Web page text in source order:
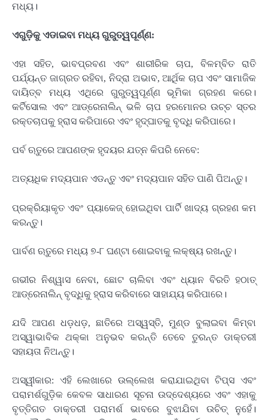
ମଧ୍ୟ।
ଏଗୁଡ଼ିକୁ ଏଡାଇବା ମଧ୍ୟ ଗୁରୁତ୍ୱପୂର୍ଣ୍ଣ:
ଏହା ସହିତ, ଭାବପ୍ରବଣ ଏବଂ ଶାରୀରିକ ଚାପ, ବିଳମ୍ବିତ ରାତି
ପର୍ଯ୍ୟନ୍ତ ଜାଗ୍ରତ ରହିବା, ନିଦ୍ରା ଅଭାବ, ଆର୍ଥିକ ଚାପ ଏବଂ ସାମାଜିକ
ଦାୟିତ୍ବ ମଧ୍ୟ ଏଥିରେ ଗୁରୁତ୍ୱପୂର୍ଣ୍ଣ ଭୂମିକା ଗ୍ରହଣ କରେ।
କର୍ଟିସୋଲ ଏବଂ ଆଡ୍ରେନାଲିନ୍ ଭଳି ଚାପ ହରମୋନର ଉଚ୍ଚ ସ୍ତର
ରକ୍ତଚାପକୁ ହ୍ରାସ କରିପାରେ ଏବଂ ହୃଦ୍‌ଘାତକୁ ବୃଦ୍ଧି କରିପାରେ।
ପର୍ବ ଋତୁରେ ଆପଣଙ୍କ ହୃଦୟର ଯତ୍ନ କିପରି ନେବେ:
ଅତ୍ୟଧିକ ମଦ୍ୟପାନ ଏଡନ୍ତୁ ଏବଂ ମଦ୍ୟପାନ ସହିତ ପାଣି ପିଅନ୍ତୁ।
ପ୍ରକ୍ରିୟାକୃତ ଏବଂ ପ୍ୟାକେଜ୍ ହୋଇଥିବା ପାର୍ଟି ଖାଦ୍ୟ ଗ୍ରହଣ କମ
କରନ୍ତୁ।
ପାର୍ବଣ ଋତୁରେ ମଧ୍ୟ ୭-୮ ଘଣ୍ଟା ଶୋଇବାକୁ ଲକ୍ଷ୍ୟ ରଖନ୍ତୁ।
ଗଭୀର ନିଶ୍ୱାସ ନେବା, ଛୋଟ ଚାଲିବା ଏବଂ ଧ୍ୟାନ ବିରତି ହଠାତ୍
ଆଡ୍ରେନାଲିନ୍ ବୃଦ୍ଧିକୁ ହ୍ରାସ କରିବାରେ ସାହାଯ୍ୟ କରିପାରେ।
ଯଦି ଆପଣ ଧଡ଼ଧଡ଼, ଛାତିରେ ଅସ୍ୱସ୍ତି, ମୁଣ୍ଡ ବୁଲାଇବା କିମ୍ବା
ଅସ୍ୱାଭାବିକ ଥକ୍କା ଅନୁଭବ କରନ୍ତି ତେବେ ତୁରନ୍ତ ଡାକ୍ତରୀ
ସହାୟତା ନିଅନ୍ତୁ।
ଅସ୍ୱୀକାର: ଏହି ଲେଖାରେ ଉଲ୍ଲେଖ କରାଯାଇଥିବା ଟିପ୍ସ ଏବଂ
ପରାମର୍ଶଗୁଡ଼ିକ କେବଳ ସାଧାରଣ ସୂଚନା ଉଦ୍ଦେଶ୍ୟରେ ଏବଂ ଏହାକୁ
ବୃତ୍ତିଗତ ଡାକ୍ତରୀ ପରାମର୍ଶ ଭାବରେ ବୁଝାଯିବା ଉଚିତ୍ ନୁହେଁ।